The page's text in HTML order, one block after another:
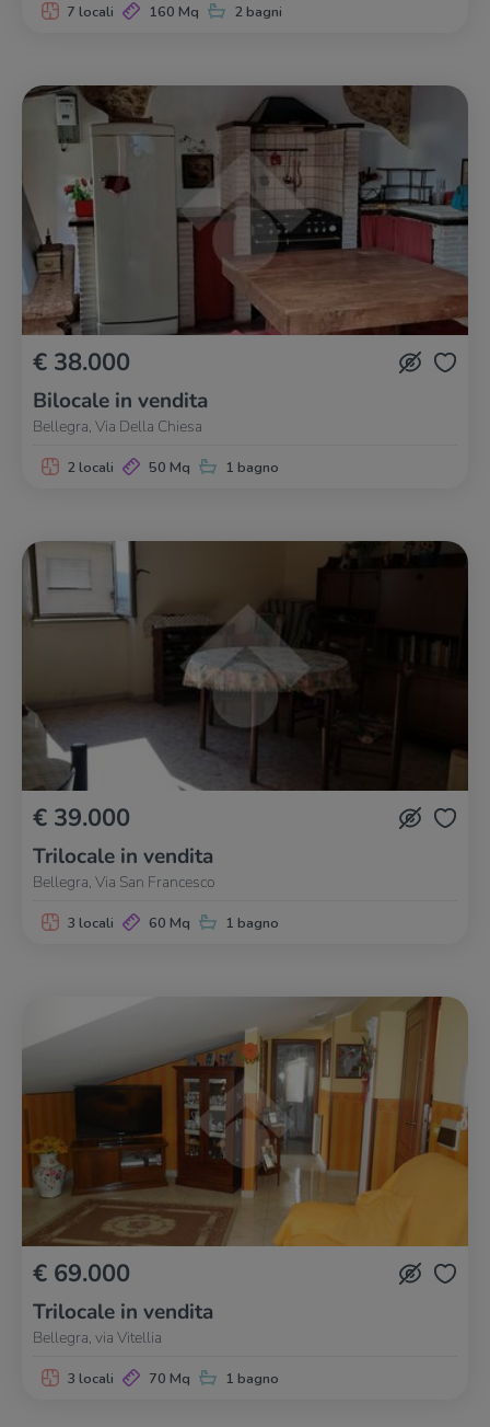
7 locali 160 Mq 2 bagni
€ 38.000
Bilocale in vendita
Bellegra, Via Della Chiesa
2 locali 50 Mq 1 bagno
€ 39.000
Trilocale in vendita
Bellegra, Via San Francesco
3 locali 60 Mq 1 bagno
€ 69.000
Trilocale in vendita
Bellegra, via Vitellia
3 locali 70 Mq 1 bagno